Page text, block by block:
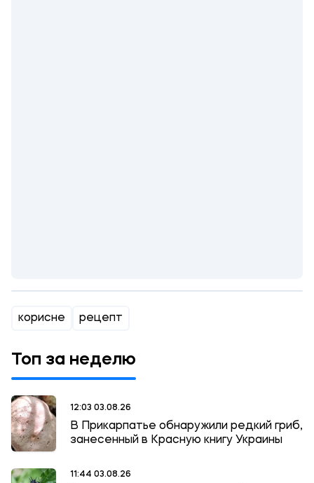
корисне рецепт
Топ за неделю
12:03 03.08.26
В Прикарпатье обнаружили редкий гриб,
занесенный в Красную книгу Украины
11:44 03.08.26